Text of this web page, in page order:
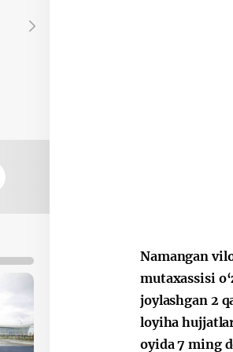
Namangan
mutaxassisi
joylashgan 2
loyiha
oyida 7 ming